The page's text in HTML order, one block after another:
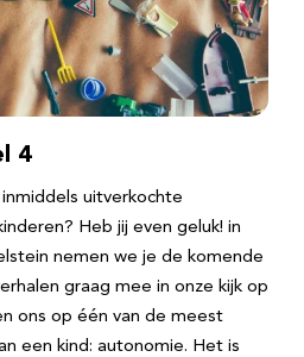
4
uitverkochte
Heb jij even geluk! in
nemen we je de komende
graag mee in onze kijk op
ons op één van de meest
een kind: autonomie. Het is